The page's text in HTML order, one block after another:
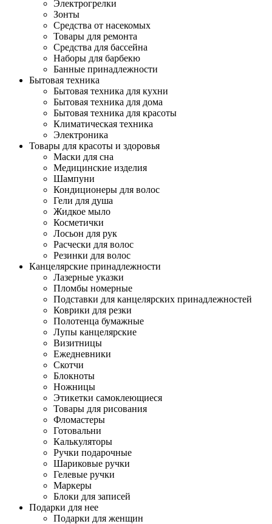
Электрогрелки
Зонты
Средства от насекомых
Товары для ремонта
Средства для бассейна
Наборы для барбекю
Банные принадлежности
Бытовая техника
Бытовая техника для кухни
Бытовая техника для дома
Бытовая техника для красоты
Климатическая техника
Электроника
Товары для красоты и здоровья
Маски для сна
Медицинские изделия
Шампуни
Кондиционеры для волос
Гели для душа
Жидкое мыло
Косметички
Лосьон для рук
Расчески для волос
Резинки для волос
Канцелярские принадлежности
Лазерные указки
Пломбы номерные
Подставки для канцелярских принадлежностей
Коврики для резки
Полотенца бумажные
Лупы канцелярские
Визитницы
Ежедневники
Скотчи
Блокноты
Ножницы
Этикетки самоклеющиеся
Товары для рисования
Фломастеры
Готовальни
Калькуляторы
Ручки подарочные
Шариковые ручки
Гелевые ручки
Маркеры
Блоки для записей
Подарки для нее
Подарки для женщин